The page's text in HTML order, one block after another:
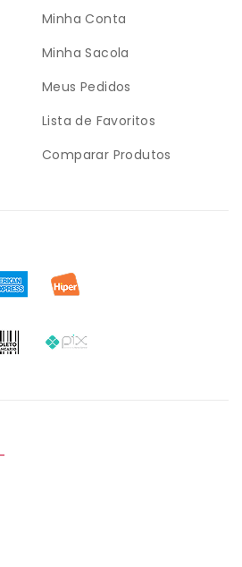
Minha Conta
Minha Sacola
Meus Pedidos
Lista de Favoritos
Comparar Produtos